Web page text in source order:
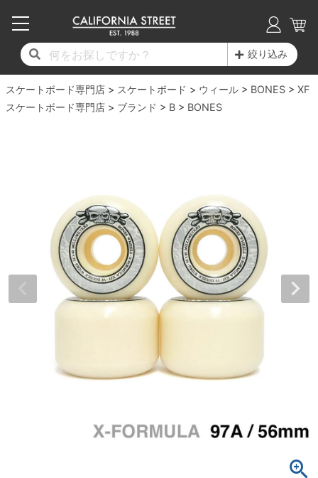
絞り込み
スケートボード専門店 スケートボード ウィール BONES
XF
スケートボード専門店
ブランド B BONES
17時までのご注文は当日発送！
11,000円以上で送料無料！
毎月1日はポイント5倍！10日と20日は3倍！
17時までのご注文は当日発送！
11,000円以上で送料無料！
毎月1日はポイント5倍！10日と20日は3倍！
サイズからデッキを選ぶ
子供用デッキ
7.0inch以下
7.7inch
17時までのご注文は当日発送！
11,000円以上で送料無料！
毎月1日はポイント5倍！10日と20日は3倍！
適合デッキサイズから選ぶ
7.0inch以下
7.2inch
7.8inch
ウィール
17時までのご注文は当日発送！
11,000円以上で送料無料！
毎月1日はポイント5倍！10日と20日は3倍！
ウィールをサイズから選ぶ
50mm
51mm
56mm
スピットファイヤー F4（フォーミュラフォ
ボーンズ XF（エックスフォーミュラ）
ボーンズ STF（エスティーエフ）
パウエルペラルタ DF（ドラゴンフォーミュ
ベアリング
デッキテープ
パーツ・その他
17時までのご注文は当日発送！
11,000円以上で送料無料！
毎月1日はポイント5倍！10日と20日は3倍！
シューズをサイズから選ぶ
20cm
21cm
23.5cm
24cm
サンダル
インソール
シューレース・その他
17時までのご注文は当日発送！
11,000円以上で送料無料！
毎月1日はポイント5倍！10日と20日は3倍！
ジャケット
パーカー
トレーナー・セーター
パンツ
長袖ボタンシャツ
17時までのご注文は当日発送！
11,000円以上で送料無料！
毎月1日はポイント5倍！10日と20日は3倍！
17時までのご注文は当日発送！
11,000円以上で送料無料！
毎月1日はポイント5倍！10日と20日は3倍！
スタッフおすすめアイテム
ブランド紹介
INFO
17時までのご注文は当日発送！
11,000円以上で送料無料！
毎月1日はポイント5倍！10日と20日は3倍！
スタッフ紹介
カリフォルニアストリートの歴史
求人情報
プライバシーポリシー